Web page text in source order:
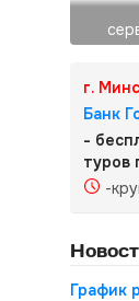
г.
Банк
-
туров
-
График